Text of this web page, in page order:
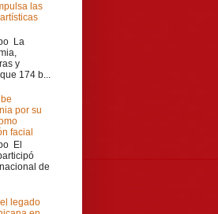
las
La
y
174 b...
por su
facial
El
de
legado